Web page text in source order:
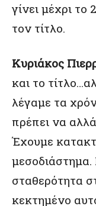
γίνει μέχρι το
τον τίτλο.
Κυριάκος
και το
λέγαμε τα
πρέπει να
Έχουμε
μεσοδιάστημα.
σταθερότητα
κεκτημένο